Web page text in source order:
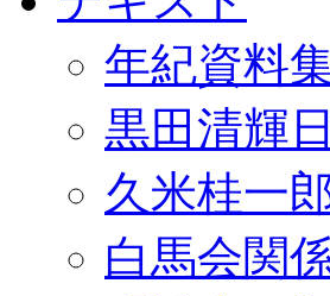
年紀資料
黒田清輝
久米桂一
白馬会関